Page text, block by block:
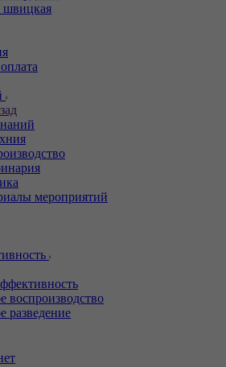
швицкая
мероприятий
воспроизводство
разведение